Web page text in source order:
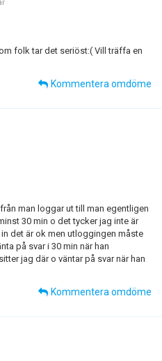
folk tar det seriöst:( Vill träffa en
Kommentera omdöme
man loggar ut till man egentligen
30 min o det tycker jag inte är
det är ok men utloggingen måste
på svar i 30 min när han
jag där o väntar på svar när han
Kommentera omdöme